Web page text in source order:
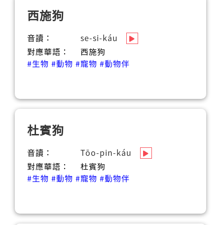
西施狗
音讀：
se-si-káu
對應華語：
西施狗
#生物 #動物 #寵物 #動物伴
杜賓狗
音讀：
Tōo-pin-káu
對應華語：
杜賓狗
#生物 #動物 #寵物 #動物伴